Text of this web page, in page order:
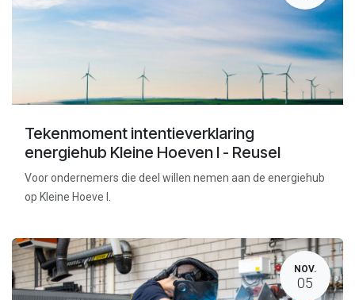
Tekenmoment intentieverklaring
energiehub Kleine Hoeven I - Reusel
Voor ondernemers die deel willen nemen aan de energiehub
op Kleine Hoeve I.
NOV.
05